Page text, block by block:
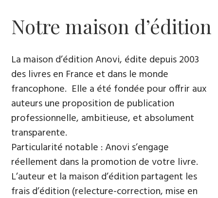
Notre maison d’édition
La maison d’édition Anovi, édite depuis 2003
des livres en France et dans le monde
francophone. Elle a été fondée pour offrir aux
auteurs une proposition de publication
professionnelle, ambitieuse, et absolument
transparente.
Particularité notable : Anovi s’engage
réellement dans la promotion de votre livre.
L’auteur et la maison d’édition partagent les
frais d’édition (relecture-correction, mise en